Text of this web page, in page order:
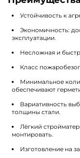
Устойчивость к
Экономичность:
эксплуатации.
Несложная и
Класс
Минимальное
обеспечивают
Вариативность
толщины стали.
Лёгкий
монтировать.
Изготовление на